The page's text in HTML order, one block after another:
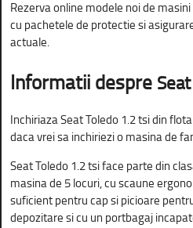
Rezerva online modele noi de
cu pachetele de protectie si
actuale.
Informatii despre
Inchiriaza Seat Toledo 1.2 tsi din
daca vrei sa inchiriezi o masina de
Seat Toledo 1.2 tsi face parte din
masina de 5 locuri, cu scaune
suficient pentru cap si picioare
depozitare si cu un portbagaj